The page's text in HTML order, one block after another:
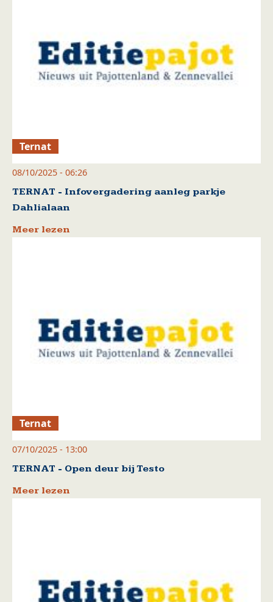
Ternat
08/10/2025 - 06:26
TERNAT - Infovergadering aanleg parkje
Dahlialaan
Meer lezen
Ternat
07/10/2025 - 13:00
TERNAT - Open deur bij Testo
Meer lezen